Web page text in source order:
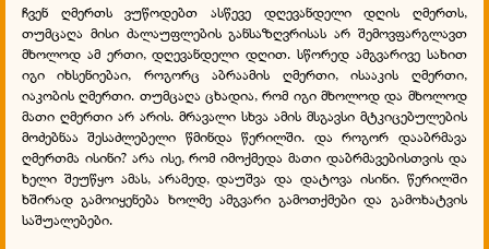
ჩვენ ღმერთს ვუწოდებთ ასწევე დღევანდელი დღის ღმერთს,
თუმცაღა მისი ძალაუფლების განსაზღვრისას არ შემოვფარგლავთ
მხოლოდ ამ ერთი, დღევანდელი დღით. სწორედ ამგვარივე სახით
იგი იხსენიებაი, როგორც აბრაამის ღმერთი, ისააკის ღმერთი,
იაკობის ღმერთი. თუმცაღა ცხადია, რომ იგი მხოლოდ და მხოლოდ
მათი ღმერთი არ არის. მრავალი სხვა ამის მსგავსი მტკიცებულების
მოძებნაა შესაძლებელი წმინდა წერილში. და როგორ დააბრმავა
ღმერთმა ისინი? არა ისე, რომ იმოქმედა მათი დაბრმავებისთვის და
ხელი შეუწყო ამას, არამედ, დაუშვა და დატოვა ისინი. წერილში
ხშირად გამოიყენება ხოლმე ამგვარი გამოთქმები და გამოხატვის
საშუალებები.